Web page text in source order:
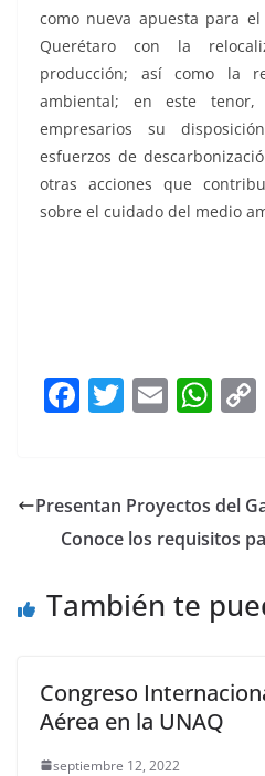
como nueva apuesta para
Querétaro con la
producción; así como la
ambiental; en este
empresarios su
esfuerzos de
otras acciones que
sobre el cuidado del medio
F
e
b
o
T
er
E
l
W
s
A
p
Presentan Proyectos del
Conoce los requisitos
También te
Congreso
Aérea en la UNAQ
septiembre 12, 2022